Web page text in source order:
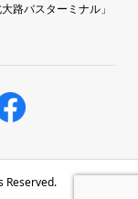
路バスターミナル」